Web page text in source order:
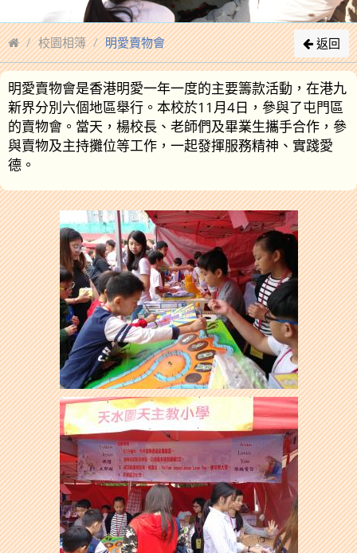
校園相簿 明愛賣物會 返回
明愛賣物會是香港明愛一年一度的主要籌款活動，在港九
新界分別六個地區舉行。本校於11月4日，參與了屯門區
的賣物會。當天，楊校長、老師們及畢業生攜手合作，參
與賣物及主持攤位等工作，一起發揮服務精神、實踐愛
德。